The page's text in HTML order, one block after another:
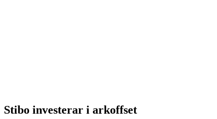
Stibo investerar i arkoffset